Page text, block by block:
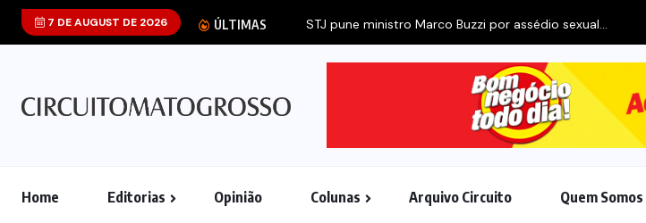
7 DE AUGUST DE 2026 ÚLTIMAS STJ pune ministro Marco Buzzi por assédio sexual...
Home Editorias Opinião Colunas Arquivo Circuito Quem Somos